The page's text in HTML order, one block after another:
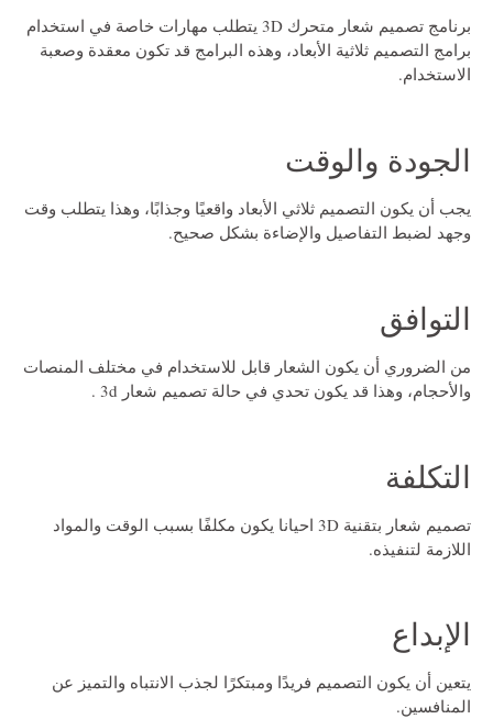
برنامج تصميم شعار متحرك 3D
يتطلب مهارات خاصة في استخدام
برامج التصميم ثلاثية الأبعاد، وهذه البرامج قد تكون معقدة وصعبة
الاستخدام.
الجودة والوقت
يجب أن يكون التصميم ثلاثي الأبعاد واقعيًا وجذابًا، وهذا يتطلب وقت
وجهد لضبط التفاصيل والإضاءة بشكل صحيح.
التوافق
من الضروري أن يكون الشعار قابل للاستخدام في مختلف المنصات
والأحجام، وهذا قد يكون تحدي في حالة تصميم شعار 3d .
التكلفة
تصميم شعار بتقنية 3D احيانا يكون مكلفًا بسبب الوقت والمواد
اللازمة لتنفيذه.
الإبداع
يتعين أن يكون التصميم فريدًا ومبتكرًا لجذب الانتباه والتميز عن
المنافسين.